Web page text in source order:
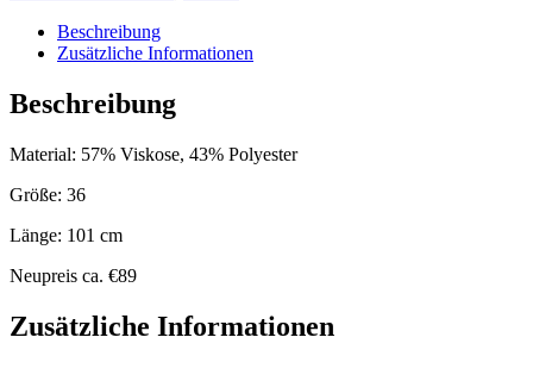
Beschreibung
Zusätzliche Informationen
Beschreibung
Material: 57% Viskose, 43% Polyester
Größe: 36
Länge: 101 cm
Neupreis ca. €89
Zusätzliche Informationen